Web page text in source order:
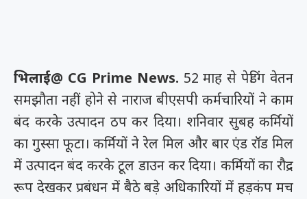
भिलाई@ CG Prime News. 52 माह से पेडिंग वेतन
समझौता नहीं होने से नाराज बीएसपी कर्मचारियों ने काम
बंद करके उत्पादन ठप कर दिया। शनिवार सुबह कर्मियों
का गुस्सा फूटा। कर्मियों ने रेल मिल और बार एंड रॉड मिल
में उत्पादन बंद करके टूल डाउन कर दिया। कर्मियों का रौद्र
रूप देखकर प्रबंधन में बैठे बड़े अधिकारियों में हड़कंप मच